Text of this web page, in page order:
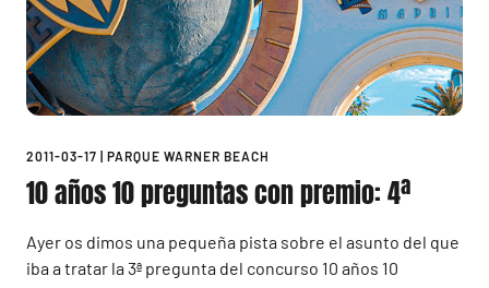
2011-03-17 PARQUE WARNER BEACH
10 años 10 preguntas con premio: 4ª
Ayer os dimos una pequeña pista sobre el asunto del que
iba a tratar la 3ª pregunta del concurso 10 años 10